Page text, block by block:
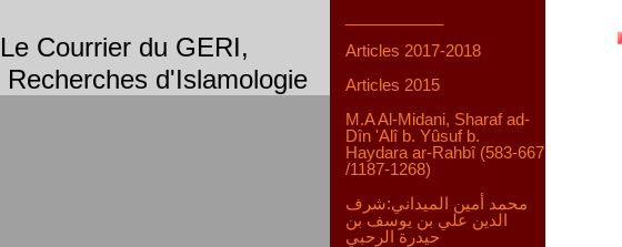
Le Courrier du GERI,
Recherches d'Islamologie
Articles 2017-2018
Articles 2015
M.A Al-Midani, Sharaf ad-
Dîn 'Alî b. Yûsuf b.
Haydara ar-Rahbî (583-667
/1187-1268)
محمد أمين الميداني:شرف
الدين علي بن يوسف بن
حيدرة الرحبي